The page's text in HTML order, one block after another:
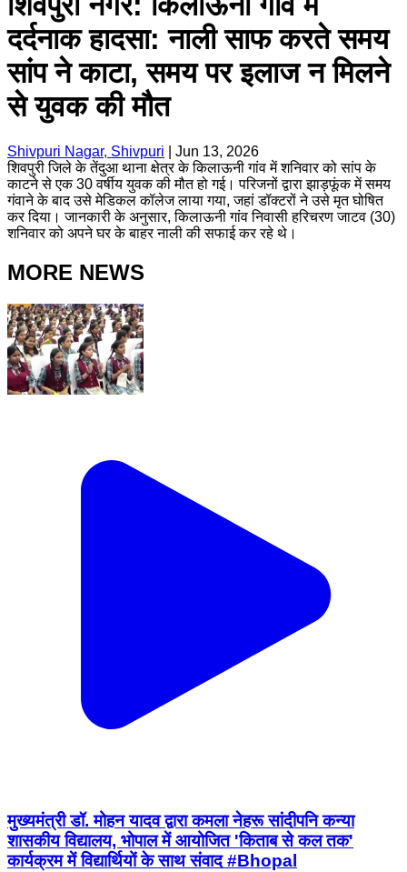
दर्दनाक हादसा: नाली साफ करते समय
सांप ने काटा, समय पर इलाज न मिलने
से युवक की मौत
Shivpuri Nagar, Shivpuri
Jun 13, 2026
शिवपुरी जिले के तेंदुआ थाना क्षेत्र के किलाऊनी गांव में शनिवार को सांप के
काटने से एक 30 वर्षीय युवक की मौत हो गई। परिजनों द्वारा झाड़फूंक में समय
गंवाने के बाद उसे मेडिकल कॉलेज लाया गया, जहां डॉक्टरों ने उसे मृत घोषित
कर दिया। जानकारी के अनुसार, किलाऊनी गांव निवासी हरिचरण जाटव (30)
शनिवार को अपने घर के बाहर नाली की सफाई कर रहे थे।
MORE NEWS
मुख्यमंत्री डॉ. मोहन यादव द्वारा कमला नेहरू सांदीपनि कन्या
शासकीय विद्यालय, भोपाल में आयोजित 'किताब से कल तक'
कार्यक्रम में विद्यार्थियों के साथ संवाद #Bhopal